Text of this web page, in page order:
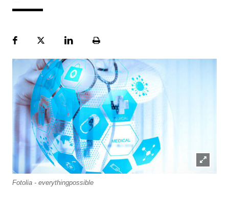
FacebookPlattformLinekdInSeite
Lightbox
Fotolia - everythingpossible